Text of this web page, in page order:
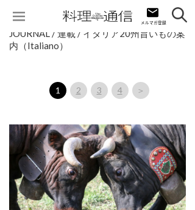
JOURNAL / 連載 / イタリア20州旨いもの案
内（Italiano）
1 2 3 4 ＞